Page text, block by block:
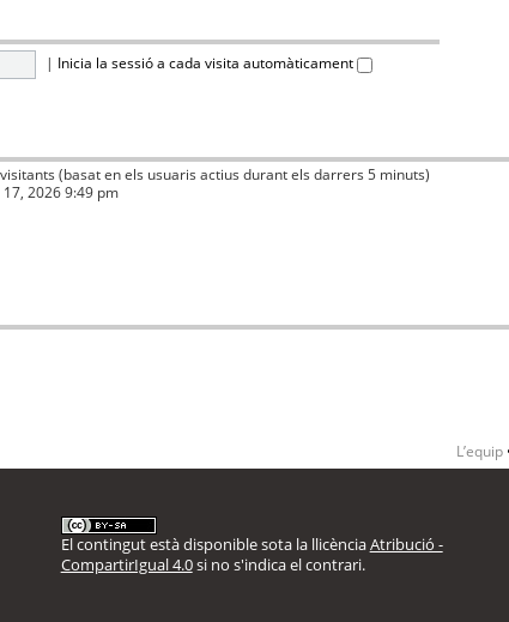
| Inicia la sessió a cada visita automàticament
(basat en els usuaris actius durant els darrers 5 minuts)
2026 9:49 pm
L’equip
El contingut està disponible sota la llicènciaAtribució -
CompartirIgual 4.0si no s'indica el contrari.